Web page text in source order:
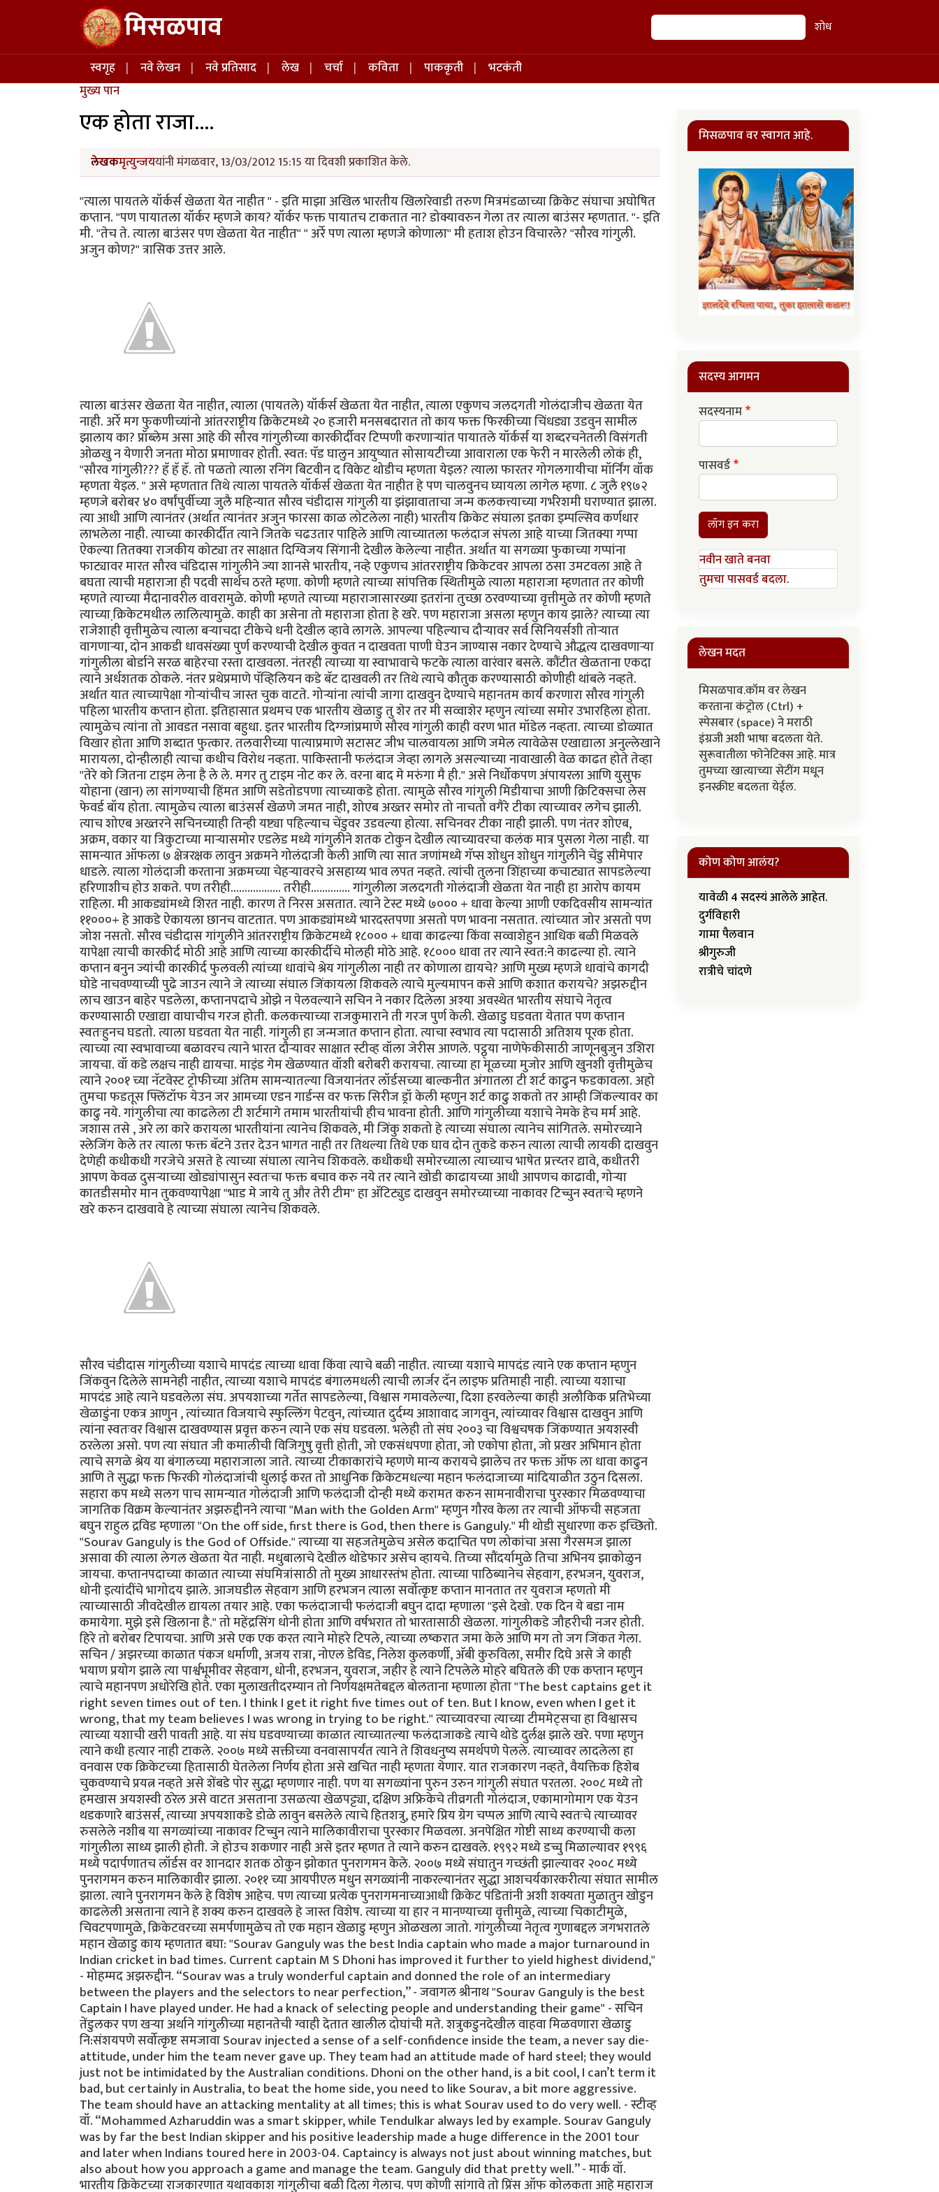
Skip to main content मिसळपाव शोध शोध
Main navigation
स्वगृह नवे लेखन नवे प्रतिसाद लेख चर्चा कविता पाककृती
भटकंती
मुख्य पान
एक होता राजा....
लेखकमृत्युन्जययांनी मंगळवार, 13/03/2012 15:15 या दिवशी प्रकाशित केले.
"त्याला पायतले यॉर्कर्स खेळता येत नाहीत " - इति माझा अखिल भारतीय खिलारेवाडी तरुण मित्रमंडळाच्या क्रिकेट संघाचा अघोषित
कप्तान. "पण पायातला यॉर्कर म्हणजे काय? यॉर्कर फक्त पायातच टाकतात ना? डोक्यावरुन गेला तर त्याला बाउंसर म्हणतात. "- इति
मी. "तेच ते. त्याला बाउंसर पण खेळता येत नाहीत" " अर्रे पण त्याला म्हणजे कोणाला" मी हताश होउन विचारले? "सौरव गांगुली.
अजुन कोण?" त्रासिक उत्तर आले.
त्याला बाउंसर खेळता येत नाहीत, त्याला (पायतले) यॉर्कर्स खेळता येत नाहीत, त्याला एकुणच जलदगती गोलंदाजीच खेळता येत
नाही. अर्रे मग फुकणीच्यांनो आंतरराष्ट्रीय क्रिकेटमध्ये २० हजारी मनसबदारात तो काय फक्त फिरकीच्या चिंधड्या उडवुन सामील
झालाय का? प्रॉब्लेम असा आहे की सौरव गांगुलीच्या कारकीर्दीवर टिप्पणी करणार्‍यांत पायातले यॉर्कर्स या शब्दरचनेतली विसंगती
ओळखु न येणारी जनता मोठा प्रमाणावर होती. स्वत: पॅड घालुन आयुष्यात सोसायटीच्या आवाराला एक फेरी न मारलेली लोकं ही,
"सौरव गांगुली??? हॅ हॅ हॅ. तो पळतो त्याला रनिंग बिटवीन द विकेट थोडीच म्हणता येइल? त्याला फारतर गोगलगायीचा मॉर्निंग वॉक
म्हणता येइल. " असे म्हणतात तिथे त्याला पायतले यॉर्कर्स खेळता येत नाहीत हे पण चालवुनच घ्यायला लागेल म्हणा. ८ जुलै १९७२
म्हणजे बरोबर ४० वर्षांपुर्वीच्या जुलै महिन्यात सौरव चंडीदास गांगुली या झंझावाताचा जन्म कलकत्त्याच्या गर्भरेशमी घराण्यात झाला.
त्या आधी आणि त्यानंतर (अर्थात त्यानंतर अजुन फारसा काळ लोटलेला नाही) भारतीय क्रिकेट संघाला इतका इम्पल्सिव कर्णधार
लाभलेला नाही. त्याच्या कारकीर्दीत त्याने जितके चढउतार पाहिले आणि त्याच्यातला फलंदाज संपला आहे याच्या जितक्या गप्पा
ऐकल्या तितक्या राजकीय कोट्या तर साक्षात दिग्विजय सिंगानी देखील केलेल्या नाहीत. अर्थात या सगळ्या फुकाच्या गप्पांना
फाट्यावर मारत सौरव चंडिदास गांगुलीने ज्या शानसे भारतीय, नव्हे एकुणच आंतरराष्ट्रीय क्रिकेटवर आपला ठसा उमटवला आहे ते
बघता त्याची महाराजा ही पदवी सार्थच ठरते म्हणा. कोणी म्हणते त्याच्या सांपत्तिक स्थितीमुळे त्याला महाराजा म्हणतात तर कोणी
म्हणते त्याच्या मैदानावरील वावरामुळे. कोणी म्हणते त्याच्या महाराजासारख्या इतरांना तुच्छा ठरवण्याच्या वृत्तीमुळे तर कोणी म्हणते
त्याच्या क्रि़केटमधील लालित्यामुळे. काही का असेना तो महाराजा होता हे खरे. पण महाराजा असला म्हणुन काय झाले? त्याच्या त्या
राजेशाही वृत्तीमुळेच त्याला बर्‍याचदा टीकेचे धनी देखील व्हावे लागले. आपल्या पहिल्याच दौर्‍यावर सर्व सिनियर्सशी तोर्‍यात
वागणार्‍या, दोन आकडी धावसंख्या पुर्ण करण्याची देखील कुवत न दाखवता पाणी घेउन जाण्यास नकार देण्याचे औद्धत्य दाखवणार्‍या
गांगुलीला बोर्डाने सरळ बाहेरचा रस्ता दाखवला. नंतरही त्याच्या या स्वाभावाचे फटके त्याला वारंवार बसले. कौंटीत खेळताना एकदा
त्याने अर्धशतक ठोकले. नंतर प्रथेप्रमाणे पॅव्हिलियन कडे बॅट दाखवली तर तिथे त्याचे कौतुक करण्यासाठी कोणीही थांबले नव्हते.
अर्थात यात त्याच्यापेक्षा गोर्‍यांचीच जास्त चुक वाटते. गोर्‍यांना त्यांची जागा दाखवुन देण्याचे महानतम कार्य करणारा सौरव गांगुली
पहिला भारतीय कप्तान होता. इतिहासात प्रथमच एक भारतीय खेळाडु तु शेर तर मी सव्वाशेर म्हणुन त्यांच्या समोर उभारहिला होता.
त्यामुळेच त्यांना तो आवडत नसावा बहुधा. इतर भारतीय दिग्ग्जांप्रमाणे सौरव गांगुली काही वरण भात मॉडेल नव्हता. त्याच्या डोळ्यात
विखार होता आणि शब्दात फुत्कार. तलवारीच्या पात्याप्रमाणे सटासट जीभ चालवायला आणि जमेल त्यावेळेस एखाद्याला अनुल्लेखाने
मारायला, दोन्हीलाही त्याचा कधीच विरोध नव्हता. पाकिस्तानी फलंदाज जेव्हा लागले असल्याच्या नावाखाली वेळ काढत होते तेव्हा
"तेरे को जितना टाइम लेना है ले ले. मगर तु टाइम नोट कर ले. वरना बाद मे मरुंगा मै ही." असे निर्धोकपण अंपायरला आणि युसुफ
योहाना (खान) ला सांगण्याची हिंमत आणि सडेतोडपणा त्याच्याकडे होता. त्यामुळे सौरव गांगुली मिडीयाचा आणी क्रिटिक्सचा लेस
फेवर्ड बॉय होता. त्यामुळेच त्याला बाउंसर्स खेळणे जमत नाही, शोएब अख्तर समोर तो नाचतो वगैरे टीका त्याच्यावर लगेच झाली.
त्याच शोएब अख्तरने सचिनच्याही तिन्ही यष्ट्या पहिल्याच चेंडुवर उडवल्या होत्या. सचिनवर टीका नाही झाली. पण नंतर शोएब,
अक्रम, वकार या त्रिकुटाच्या मार्‍यासमोर एडलेड मध्ये गांगुलीने शतक टोकुन देखील त्याच्यावरचा कलंक मात्र पुसला गेला नाही. या
सामन्यात ऑफला ७ क्षेत्ररक्षक लावुन अक्रमने गोलंदाजी केली आणि त्या सात जणांमध्ये गॅप्स शोधुन शोधुन गांगुलीने चेंडु सीमेपार
धाडले. त्याला गोलंदाजी करताना अक्रमच्या चेहर्‍यावरचे असहाय्य भाव लपत नव्हते. त्यांची तुलना शिंहाच्या कचाट्यात सापडलेल्या
हरिणाशीच होउ शकते. पण तरीही.................. तरीही.............. गांगुलीला जलदगती गोलंदाजी खेळता येत नाही हा आरोप कायम
राहिला. मी आकड्यांमध्ये शिरत नाही. कारण ते निरस असतात. त्याने टेस्ट मध्ये ७००० + धावा केल्या आणी एकदिवसीय सामन्यांत
११०००+ हे आकडे ऐकायला छानच वाटतात. पण आकड्यांमध्ये भारदस्तपणा असतो पण भावना नसतात. त्यांच्यात जोर असतो पण
जोश नसतो. सौरव चंडीदास गांगुलीने आंतरराष्ट्रीय क्रिकेटमध्ये १८००० + धावा काढल्या किंवा सव्वाशेहुन आधिक बळी मिळवले
यापेक्षा त्याची कारकीर्द मोठी आहे आणि त्याच्या कारकीर्दीचे मोलही मोठे आहे. १८००० धावा तर त्याने स्वत:ने काढल्या हो. त्याने
कप्तान बनुन ज्यांची कारकीर्द फुलवली त्यांच्या धावांचे श्रेय गांगुलीला नाही तर कोणाला द्यायचे? आणि मुख्य म्हणजे धावांचे कागदी
घोडे नाचवण्याच्यी पुढे जाउन त्याने जे त्याच्या संघाल जिंकायला शिकवले त्याचे मुल्यमापन कसे आणि कशात करायचे? अझरुद्दीन
लाच खाउन बाहेर पडलेला, कप्तानपदाचे ओझे न पेलवल्याने सचिन ने नकार दिलेला अश्या अवस्थेत भारतीय संघाचे नेतृत्व
करण्यासाठी एखाद्या वाघाचीच गरज होती. कलकत्त्याच्या राजकुमाराने ती गरज पुर्ण केली. खेळाडु घडवता येतात पण कप्तान
स्वतःहुनच घडतो. त्याला घडवता येत नाही. गांगुली हा जन्मजात कप्तान होता. त्याचा स्वभाव त्या पदासाठी अतिशय पूरक होता.
त्याच्या त्या स्वभावाच्या बळावरच त्याने भारत दौर्‍यावर साक्षात स्टीव्ह वॉला जेरीस आणले. पट्ठ्या नाणेफेकीसाठी जाणूनबुजुन उशिरा
जायचा. वॉ कडे लक्षच नाही द्यायचा. माइंड गेम खेळण्यात वॉशी बरोबरी करायचा. त्याच्या हा मूळच्या मुजोर आणि खुनशी वृत्तीमुळेच
त्याने २००१ च्या नॅटवेस्ट ट्रोफीच्या अंतिम सामन्यातल्या विजयानंतर लॉर्डसच्या बाल्कनीत अंगातला टी शर्ट काढुन फडकावला. अहो
तुमचा फडतूस फ्लिंटॉफ येउन जर आमच्या एडन गार्डन्स वर फक्त सिरीज ड्रॉ केली म्हणुन शर्ट काढु शकतो तर आम्ही जिंकल्यावर का
काढु नये. गांगुलीचा त्या काढलेला टी शर्टमागे तमाम भारतीयांची हीच भावना होती. आणि गांगुलीच्या यशाचे नेमके हेच मर्म आहे.
जशास तसे , अरे ला कारे करायला भारतीयांना त्यानेच शिकवले, मी जिंकु शकतो हे त्याच्या संघाला त्यानेच सांगितले. समोरच्याने
स्लेजिंग केले तर त्याला फक्त बॅटने उत्तर देउन भागत नाही तर तिथल्या तिथे एक घाव दोन तुकडे करुन त्याला त्याची लायकी दाखवुन
देणेही कधीकधी गरजेचे असते हे त्याच्या संघाला त्यानेच शिकवले. कधीकधी समोरच्याला त्याच्याच भाषेत प्रत्त्य्तर द्यावे, कधीतरी
आपण केवळ दुसर्‍याच्या खोड्यांपासुन स्वतःचा फक्त बचाव करु नये तर त्याने खोडी काढायच्या आधी आपणच काढावी, गोर्‍या
कातडीसमोर मान तुकवण्यापेक्षा "भाड मे जाये तु और तेरी टीम" हा अ‍ॅटिट्युड दाखवुन समोरच्याच्या नाकावर टिच्चुन स्वतःचे म्हणने
खरे करुन दाखवावे हे त्याच्या संघाला त्यानेच शिकवले.
सौरव चंडीदास गांगुलीच्या यशाचे मापदंड त्याच्या धावा किंवा त्याचे बळी नाहीत. त्याच्या यशाचे मापदंड त्याने एक कप्तान म्हणुन
जिंकवुन दिलेले सामनेही नाहीत, त्याच्या यशाचे मापदंड बंगालमधली त्याची लार्जर दॅन लाइफ प्रतिमाही नाही. त्याच्या यशाचा
मापदंड आहे त्याने घडवलेला संघ. अपयशाच्या गर्तेत सापडलेल्या, विश्वास गमावलेल्या, दिशा हरवलेल्या काही अलौकिक प्रतिभेच्या
खेळाडुंना एकत्र आणुन , त्यांच्यात विजयाचे स्फुल्लिंग पेटवुन, त्यांच्यात दुर्दम्य आशावाद जागवुन, त्यांच्यावर विश्वास दाखवुन आणि
त्यांना स्वतःवर विश्वास दाखवण्यास प्रवृत्त करुन त्याने एक संघ घडवला. भलेही तो संघ २००३ चा विश्वचषक जिंकण्यात अयशस्वी
ठरलेला असो. पण त्या संघात जी कमालीची विजिगुषु वृत्ती होती, जो एकसंधपणा होता, जो एकोपा होता, जो प्रखर अभिमान होता
त्याचे सगळे श्रेय या बंगालच्या महाराजाला जाते. त्याच्या टीकाकारांचे म्हणणे मान्य करायचे झालेच तर फक्त ऑफ ला धावा काढुन
आणि ते सुद्धा फक्त फिरकी गोलंदाजांची धुलाई करत तो आधुनिक क्रिकेटमधल्या महान फलंदाजाच्या मांदियाळीत उठुन दिसला.
सहारा कप मध्ये सलग पाच सामन्यात गोलंदाजी आणि फलंदाजी दोन्ही मध्ये करामत करुन सामनावीराचा पुरस्कार मिळवण्याचा
जागतिक विक्रम केल्यानंतर अझरुद्दीनने त्याचा "Man with the Golden Arm" म्हणुन गौरव केला तर त्याची ऑफची सहजता
बघुन राहुल द्रविड म्हणाला "On the off side, first there is God, then there is Ganguly." मी थोडी सुधारणा करु इच्छितो.
"Sourav Ganguly is the God of Offside." त्याच्या या सहजतेमुळेच असेल कदाचित पण लोकांचा असा गैरसमज झाला
असावा की त्याला लेगल खेळता येत नाही. मधुबालाचे देखील थोडेफार असेच व्हायचे. तिच्या सौंदर्यामुळे तिचा अभिनय झाकोळुन
जायचा. कप्तानपदाच्या काळात त्याच्या संघमित्रांसाठी तो मुख्य आधारस्तंभ होता. त्याच्या पाठिब्यानेच सेहवाग, हरभजन, युवराज,
धोनी इत्यांदींचे भागोदय झाले. आजघडील सेहवाग आणि हरभजन त्याला सर्वोत्कृष्ट कप्तान मानतात तर युवराज म्हणतो मी
त्याच्यासाठी जीवदेखील द्यायला तयार आहे. एका फलंदाजाची फलंदाजी बघुन दादा म्हणाला "इसे देखो. एक दिन ये बडा नाम
कमायेगा. मुझे इसे खिलाना है." तो महेंद्रसिंग धोनी होता आणि वर्षभरात तो भारतासाठी खेळला. गांगुलीकडे जौहरीची नजर होती.
हिरे तो बरोबर टिपायचा. आणि असे एक एक करत त्याने मोहरे टिपले, त्याच्या लष्करात जमा केले आणि मग तो जग जिंकत गेला.
सचिन / अझरच्या काळात पंकज धर्माणी, अजय रात्रा, नोएल डेविड, निलेश कुलकर्णी, अ‍ॅबी कुरुविला, समीर दिघे असे जे काही
भयाण प्रयोग झाले त्या पार्श्वभूमीवर सेहवाग, धोनी, हरभजन, युवराज, जहीर हे त्याने टिपलेले मोहरे बघितले की एक कप्तान म्हणुन
त्याचे महानपण अधोरेखि होते. एका मुलाखतीदरम्यान तो निर्णयक्षमतेबद्दल बोलताना म्हणाला होता "The best captains get it
right seven times out of ten. I think I get it right five times out of ten. But I know, even when I get it
wrong, that my team believes I was wrong in trying to be right." त्याच्यावरचा त्याच्या टीममेट्सचा हा विश्वासच
त्याच्या यशाची खरी पावती आहे. या संघ घडवण्याच्या काळात त्याच्यातल्या फलंदाजाकडे त्याचे थोडे दुर्लक्ष झाले खरे. पणा म्हणुन
त्याने कधी हत्यार नाही टाकले. २००७ मध्ये सक्तीच्या वनवासापर्यंत त्याने ते शिवधनुष्य समर्थपणे पेलले. त्याच्यावर लादलेला हा
वनवास एक क्रिकेटच्या हितासाठी घेतलेला निर्णय होता असे खचित नाही म्हणता येणार. यात राजकारण नव्हते, वैयक्तिक हिशेब
चुकवण्याचे प्रयत्न नव्हते असे शेंबडे पोर सुद्धा म्हणणार नाही. पण या सगळ्यांना पुरुन उरुन गांगुली संघात परतला. २००८ मध्ये तो
हमखास अयशस्वी ठरेल असे वाटत असताना उसळत्या खेळपट्ट्या, दक्षिण अफ्रिकेचे तीव्रगती गोलंदाज, एकामागोमाग एक येउन
थडकणारे बाउंसर्स, त्याच्या अपयशाकडे डोळे लावुन बसलेले त्याचे हितशत्रु, हमारे प्रिय ग्रेग चप्पल आणि त्याचे स्वतःचे त्याच्यावर
रुसलेले नशीब या सगळ्यांच्या नाकावर टिच्चुन त्याने मालिकावीराचा पुरस्कार मिळवला. अनपेक्षित गोष्टी साध्य करण्याची कला
गांगुलीला साध्य झाली होती. जे होउच शकणार नाही असे इतर म्हणत ते त्याने करुन दाखवले. १९९२ मध्ये डच्चु मिळाल्यावर १९९६
मध्ये पदार्पणातच लॉर्डस वर शानदार शतक ठोकुन झोकात पुनरागमन केले. २००७ मध्ये संघातुन गच्छंती झाल्यावर २००८ मध्ये
पुनरागमन करुन मालिकावीर झाला. २०११ च्या आयपीएल मधुन सगळ्यांनी नाकरल्यानंतर सुद्धा आशचर्यकारकरीत्या संघात सामील
झाला. त्याने पुनरागमन केले हे विशेष आहेच. पण त्याच्या प्रत्येक पुनरागमनाच्याआधी क्रिकेट पंडितांनी अशी शक्यता मुळातुन खोडुन
काढलेली असताना त्याने हे शक्य करुन दाखवले हे जास्त विशेष. त्याच्या या हार न मानण्याच्या वृत्तीमुळे, त्याच्या चिकाटीमुळे,
चिवटपणामुळे, क्रिकेटवरच्या समर्पणामुळेच तो एक महान खेळाडु म्हणुन ओळखला जातो. गांगुलीच्या नेतृत्व गुणाबद्दल जगभरातले
महान खेळाडु काय म्हणतात बघा: "Sourav Ganguly was the best India captain who made a major turnaround in
Indian cricket in bad times. Current captain M S Dhoni has improved it further to yield highest dividend,"
- मोहम्मद अझरुद्दीन. “Sourav was a truly wonderful captain and donned the role of an intermediary
between the players and the selectors to near perfection,” - जवागल श्रीनाथ "Sourav Ganguly is the best
Captain I have played under. He had a knack of selecting people and understanding their game" - सचिन
तेंडुलकर पण खर्‍या अर्थाने गांगुलीच्या महानतेची ग्वाही देतात खालील दोघांची मते. शत्रुकडुनदेखील वाहवा मिळवणारा खेळाडु
नि:संशयपणे सर्वोत्कृष्ट समजावा Sourav injected a sense of a self-confidence inside the team, a never say die-
attitude, under him the team never gave up. They team had an attitude made of hard steel; they would
just not be intimidated by the Australian conditions. Dhoni on the other hand, is a bit cool, I can’t term it
bad, but certainly in Australia, to beat the home side, you need to like Sourav, a bit more aggressive.
The team should have an attacking mentality at all times; this is what Sourav used to do very well. - स्टीव्ह
वॉ. “Mohammed Azharuddin was a smart skipper, while Tendulkar always led by example. Sourav Ganguly
was by far the best Indian skipper and his positive leadership made a huge difference in the 2001 tour
and later when Indians toured here in 2003-04. Captaincy is always not just about winning matches, but
also about how you approach a game and manage the team. Ganguly did that pretty well.” - मार्क वॉ.
भारतीय क्रिकेटच्या राजकारणात यथावकाश गांगुलीचा बळी दिला गेलाच. पण कोणी सांगावे तो प्रिंस ऑफ कोलकता आहे महाराज
मिसळपाव वर स्वागत आहे.
सदस्य आगमन
सदस्यनाम
पासवर्ड
लॉग इन करा
नवीन खाते बनवा
तुमचा पासवर्ड बदला.
लेखन मदत
मिसळपाव.कॉम वर लेखन
करताना कंट्रोल (Ctrl) +
स्पेसबार (space) ने मराठी
इंग्रजी अशी भाषा बदलता येते.
सुरूवातीला फोनेटिक्स आहे. मात्र
तुमच्या खात्याच्या सेटींग मधून
इनस्क्रीप्ट बदलता येईल.
कोण कोण आलंय?
यावेळी 4 सदस्यं आलेले आहेत.
दुर्गविहारी
गामा पैलवान
श्रीगुरुजी
रात्रीचे चांदणे